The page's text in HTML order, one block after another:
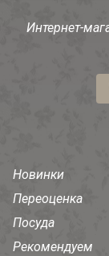
Интернет-
Новинки
Переоценка
Посуда
Рекомендуем